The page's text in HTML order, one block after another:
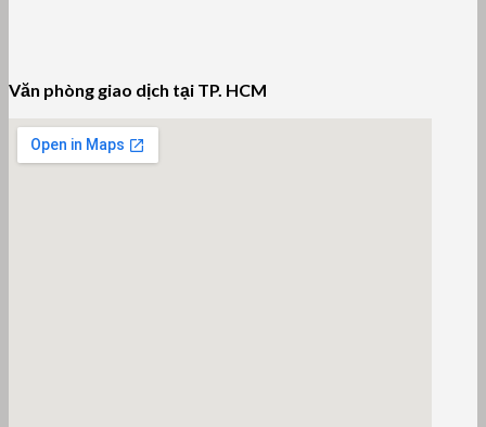
Văn phòng giao dịch tại TP. HCM